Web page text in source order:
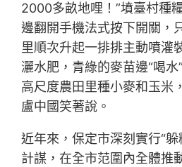
2000多畝地哩！”墳臺村種
邊翻開手機法式按下開關，
里順次升起一排排主動噴灌
灑水肥，青綠的麥苗邊“喝水
高尺度農田里種小麥和玉米
盧中國笑著說。
近年來，保定市深刻實行“
計謀，在全市范圍內全體推